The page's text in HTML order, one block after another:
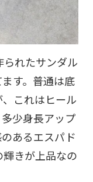
れたサンダル
す。普通は底
これはヒール
少身長アップ
あるエスパド
きが上品なの